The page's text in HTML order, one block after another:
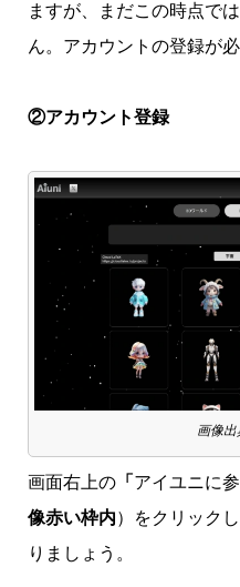
ますが、まだこの時点で
ん。アカウントの登録が必
②アカウント登録
画像
画面右上の 「 アイユニに
像赤い枠内）をクリック
りましょう。